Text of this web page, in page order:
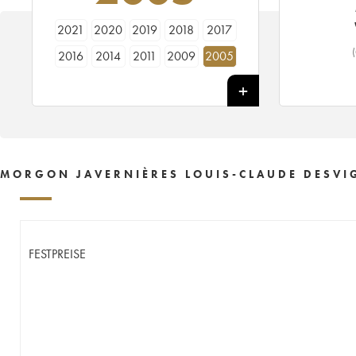
2021 2020 2019 2018
2017
2016
2014 2011 2009 2005
MORGON JAVERNIÈRES LOUIS-CLAUDE
FESTPREISE